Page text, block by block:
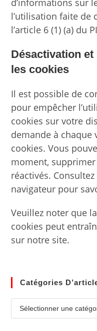
l’utilisation faite de
l’article 6 (1) (a) du
Désactivation
les cookies
Il est possible de
pour empêcher
cookies sur votre
demande à chaque
cookies. Vous
moment,
réactivés.
navigateur pour
Veuillez noter que
cookies peut
sur notre site.
Catégories